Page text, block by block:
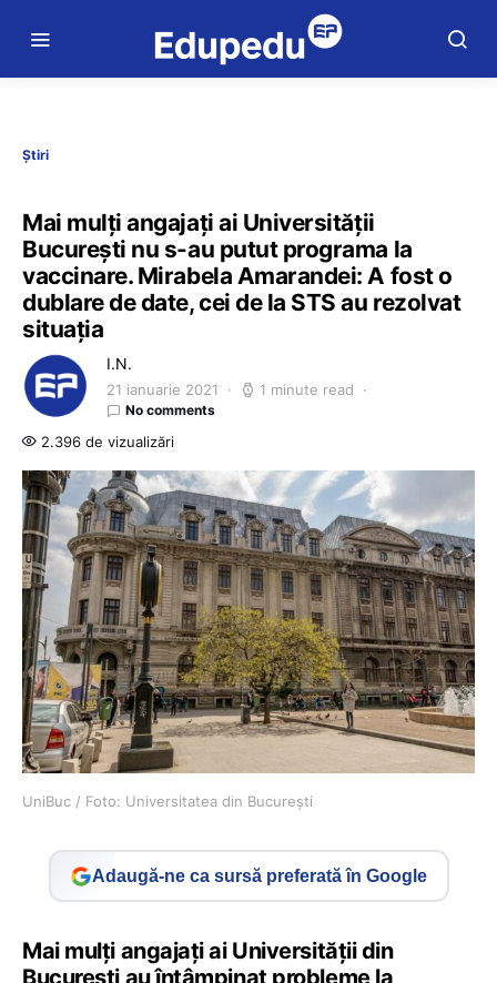
Știri
Mai mulți angajați ai Universității
București nu s-au putut programa la
vaccinare. Mirabela Amarandei: A fost o
dublare de date, cei de la STS au rezolvat
situația
I.N.
21 ianuarie 2021 1 minute read
No comments
2.396 de vizualizări
UniBuc / Foto: Universitatea din București
Adaugă-ne ca sursă preferată în Google
Mai mulți angajați ai Universității din